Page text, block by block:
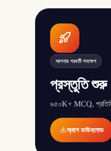
আপনার পরবর্তী পদক্ষেপ
প্রস্তুতি শুরু
৬৫০K+ MCQ,
অ্যাপ ডাউনলোড